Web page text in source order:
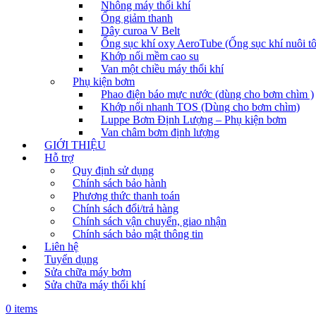
Nhông máy thổi khí
Ống giảm thanh
Dây curoa V Belt
Ống sục khí oxy AeroTube (Ống sục khí nuôi
Khớp nối mềm cao su
Van một chiều máy thổi khí
Phụ kiện bơm
Phao điện báo mực nước (dùng cho bơm chìm )
Khớp nối nhanh TOS (Dùng cho bơm chìm)
Luppe Bơm Định Lượng – Phụ kiện bơm
Van châm bơm định lượng
GIỚI THIỆU
Hỗ trợ
Quy định sử dụng
Chính sách bảo hành
Phương thức thanh toán
Chính sách đổi/trả hàng
Chính sách vận chuyển, giao nhận
Chính sách bảo mật thông tin
Liên hệ
Tuyển dụng
Sửa chữa máy bơm
Sửa chữa máy thổi khí
0 items